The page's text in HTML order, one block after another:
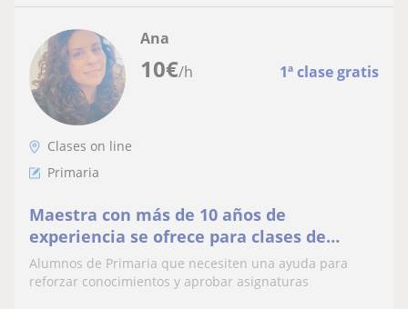
10€/h 1ª clase gratis
Ana
Clases on line
Primaria
Maestra con más de 10 años de
experiencia se ofrece para clases de
refuerzo y apoyo de todas las materias
(Primaria)
Alumnos de Primaria que necesiten una ayuda para
reforzar conocimientos y aprobar asignaturas